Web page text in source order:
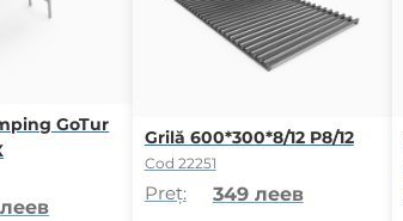
GoTur
Grilă 600*300*8/12 P8/12
Cod 22251
Preț: 349 леев